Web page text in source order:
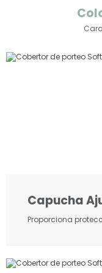
Capucha
Proporciona